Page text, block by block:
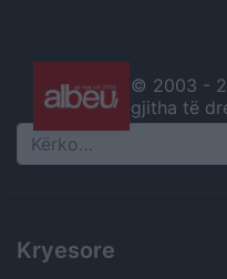
© 2003 -
gjitha të
Search
Kryesore